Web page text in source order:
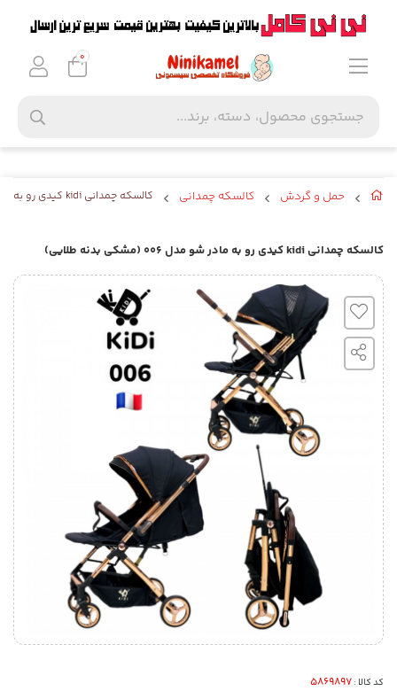
حمل و گردش کالسکه چمدانی کالسکه چمدانی kidi کیدی رو به مادر شو مدل ۰۰۶ (مشکی بدنه طلایی)
کالسکه چمدانی kidi کیدی رو به مادر شو مدل ۰۰۶ (مشکی بدنه طلایی)
کد کالا :
0